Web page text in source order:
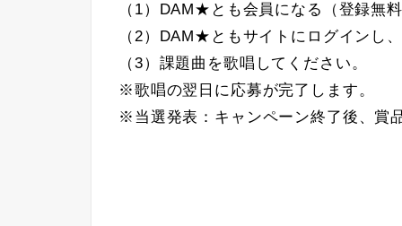
（1）DAM★とも会員になる（登録無
（2）DAM★ともサイトにログインし
（3）課題曲を歌唱してください。
※歌唱の翌日に応募が完了します。
※当選発表：キャンペーン終了後、賞